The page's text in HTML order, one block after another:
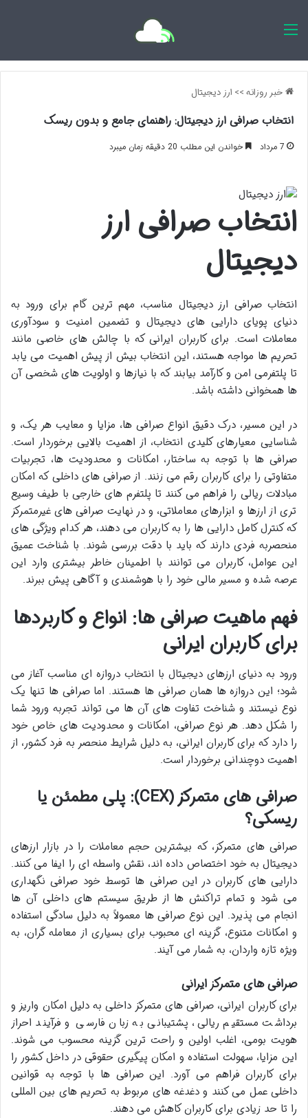
خبر روزانه>> ارز دیجیتال
انتخاب صرافی ارز دیجیتال: راهنمای جامع و بدون ریسک
7 مرداد خواندن این مطلب 20 دقیقه زمان میبرد
انتخاب صرافی ارز
دیجیتال
انتخاب صرافی ارز دیجیتال مناسب، مهم ترین گام برای ورود به
دنیای پویای دارایی های دیجیتال و تضمین امنیت و سودآوری
معاملات است. برای کاربران ایرانی که با چالش های خاصی مانند
تحریم ها مواجه هستند، این انتخاب بیش از پیش اهمیت می یابد
تا پلتفرمی امن و کارآمد بیابند که با نیازها و اولویت های شخصی آن
ها همخوانی داشته باشد.
در این مسیر، درک دقیق انواع صرافی ها، مزایا و معایب هر یک، و
شناسایی معیارهای کلیدی انتخاب، از اهمیت بالایی برخوردار است.
صرافی ها با توجه به ساختار، امکانات و محدودیت ها، تجربیات
متفاوتی را برای کاربران رقم می زنند. از صرافی های داخلی که امکان
مبادلات ریالی را فراهم می کنند تا پلتفرم های خارجی با طیف وسیع
تری از ارزها و ابزارهای معاملاتی، و در نهایت صرافی های غیرمتمرکز
که کنترل کامل دارایی ها را به کاربران می دهند، هر کدام ویژگی های
منحصربه فردی دارند که باید با دقت بررسی شوند. با شناخت عمیق
این عوامل، کاربران می توانند با اطمینان خاطر بیشتری وارد این
عرصه شده و مسیر مالی خود را با هوشمندی و آگاهی پیش ببرند.
فهم ماهیت صرافی ها: انواع و کاربردها
برای کاربران ایرانی
ورود به دنیای ارزهای دیجیتال با انتخاب دروازه ای مناسب آغاز می
شود؛ این دروازه ها همان صرافی ها هستند. اما صرافی ها تنها یک
نوع نیستند و شناخت تفاوت های آن ها می تواند تجربه ورود شما
را شکل دهد. هر نوع صرافی، امکانات و محدودیت های خاص خود
را دارد که برای کاربران ایرانی، به دلیل شرایط منحصر به فرد کشور، از
اهمیت دوچندانی برخوردار است.
صرافی های متمرکز (CEX): پلی مطمئن یا
ریسکی؟
صرافی های متمرکز، که بیشترین حجم معاملات را در بازار ارزهای
دیجیتال به خود اختصاص داده اند، نقش واسطه ای را ایفا می کنند.
دارایی های کاربران در این صرافی ها توسط خود صرافی نگهداری
می شود و تمام تراکنش ها از طریق سیستم های داخلی آن ها
انجام می پذیرد. این نوع صرافی ها معمولاً به دلیل سادگی استفاده
و امکانات متنوع، گزینه ای محبوب برای بسیاری از معامله گران، به
ویژه تازه واردان، به شمار می آیند.
صرافی های متمرکز ایرانی
برای کاربران ایرانی، صرافی های متمرکز داخلی به دلیل امکان واریز و
برداشت مستقیم ریالی، پشتیبانی به زبان فارسی و فرآیند احراز
هویت بومی، اغلب اولین و راحت ترین گزینه محسوب می شوند.
این مزایا، سهولت استفاده و امکان پیگیری حقوقی در داخل کشور را
برای کاربران فراهم می آورد. این صرافی ها با توجه به قوانین
داخلی عمل می کنند و دغدغه های مربوط به تحریم های بین المللی
را تا حد زیادی برای کاربران کاهش می دهند.